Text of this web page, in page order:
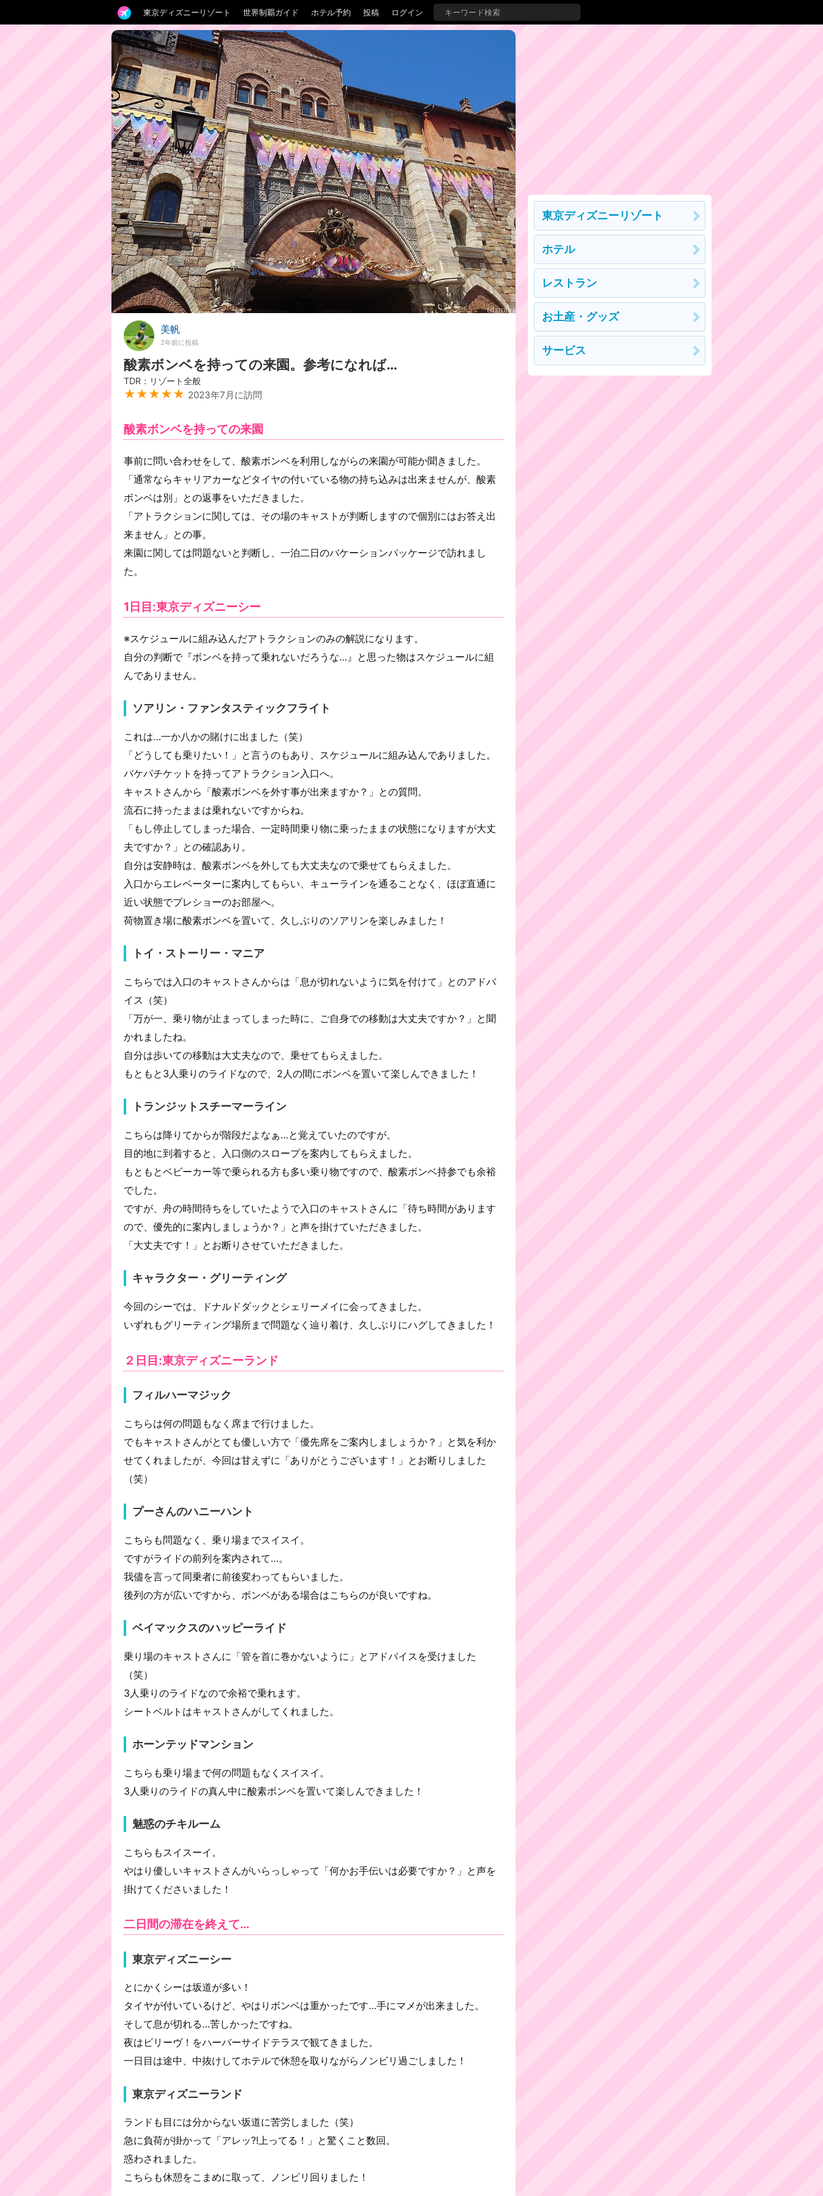
東京ディズニーリゾート 世界制覇ガイド ホテル予約 投稿 ログイン
美帆
2年前に投稿
酸素ボンベを持っての来園。参考になれば…
TDR：リゾート全般
★★★★★ 2023年7月に訪問
酸素ボンベを持っての来園
事前に問い合わせをして、酸素ボンベを利用しながらの来園が可能か聞きました。
「通常ならキャリアカーなどタイヤの付いている物の持ち込みは出来ませんが、酸素
ボンベは別」との返事をいただきました。
「アトラクションに関しては、その場のキャストが判断しますので個別にはお答え出
来ません」との事。
来園に関しては問題ないと判断し、一泊二日のバケーションパッケージで訪れまし
た。
1日目:東京ディズニーシー
※スケジュールに組み込んだアトラクションのみの解説になります。
自分の判断で『ボンベを持って乗れないだろうな…』と思った物はスケジュールに組
んでありません。
ソアリン・ファンタスティックフライト
これは…一か八かの賭けに出ました（笑）
「どうしても乗りたい！」と言うのもあり、スケジュールに組み込んでありました。
バケパチケットを持ってアトラクション入口へ。
キャストさんから「酸素ボンベを外す事が出来ますか？」との質問。
流石に持ったままは乗れないですからね。
「もし停止してしまった場合、一定時間乗り物に乗ったままの状態になりますが大丈
夫ですか？」との確認あり。
自分は安静時は、酸素ボンベを外しても大丈夫なので乗せてもらえました。
入口からエレベーターに案内してもらい、キューラインを通ることなく、ほぼ直通に
近い状態でプレショーのお部屋へ。
荷物置き場に酸素ボンベを置いて、久しぶりのソアリンを楽しみました！
トイ・ストーリー・マニア
こちらでは入口のキャストさんからは「息が切れないように気を付けて」とのアドバ
イス（笑）
「万が一、乗り物が止まってしまった時に、ご自身での移動は大丈夫ですか？」と聞
かれましたね。
自分は歩いての移動は大丈夫なので、乗せてもらえました。
もともと3人乗りのライドなので、2人の間にボンベを置いて楽しんできました！
トランジットスチーマーライン
こちらは降りてからが階段だよなぁ…と覚えていたのですが。
目的地に到着すると、入口側のスロープを案内してもらえました。
もともとベビーカー等で乗られる方も多い乗り物ですので、酸素ボンベ持参でも余裕
でした。
ですが、舟の時間待ちをしていたようで入口のキャストさんに「待ち時間があります
ので、優先的に案内しましょうか？」と声を掛けていただきました。
「大丈夫です！」とお断りさせていただきました。
キャラクター・グリーティング
今回のシーでは、ドナルドダックとシェリーメイに会ってきました。
いずれもグリーティング場所まで問題なく辿り着け、久しぶりにハグしてきました！
２日目:東京ディズニーランド
フィルハーマジック
こちらは何の問題もなく席まで行けました。
でもキャストさんがとても優しい方で「優先席をご案内しましょうか？」と気を利か
せてくれましたが、今回は甘えずに「ありがとうございます！」とお断りしました
（笑）
プーさんのハニーハント
こちらも問題なく、乗り場までスイスイ。
ですがライドの前列を案内されて…。
我儘を言って同乗者に前後変わってもらいました。
後列の方が広いですから、ボンベがある場合はこちらのが良いですね。
ベイマックスのハッピーライド
乗り場のキャストさんに「管を首に巻かないように」とアドバイスを受けました
（笑）
3人乗りのライドなので余裕で乗れます。
シートベルトはキャストさんがしてくれました。
ホーンテッドマンション
こちらも乗り場まで何の問題もなくスイスイ。
3人乗りのライドの真ん中に酸素ボンベを置いて楽しんできました！
魅惑のチキルーム
こちらもスイスーイ。
やはり優しいキャストさんがいらっしゃって「何かお手伝いは必要ですか？」と声を
掛けてくださいました！
二日間の滞在を終えて…
東京ディズニーシー
とにかくシーは坂道が多い！
タイヤが付いているけど、やはりボンベは重かったです…手にマメが出来ました。
そして息が切れる…苦しかったですね。
夜はビリーヴ！をハーバーサイドテラスで観てきました。
一日目は途中、中抜けしてホテルで休憩を取りながらノンビリ過ごしました！
東京ディズニーランド
ランドも目には分からない坂道に苦労しました（笑）
急に負荷が掛かって「アレッ?!上ってる！」と驚くこと数回。
惑わされました。
こちらも休憩をこまめに取って、ノンビリ回りました！
東京ディズニーリゾート
ホテル
レストラン
お土産・グッズ
サービス